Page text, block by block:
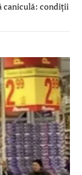
caniculă: condiții